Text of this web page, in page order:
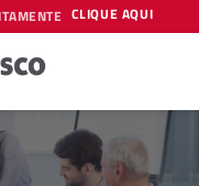
CLIQUE AQUI